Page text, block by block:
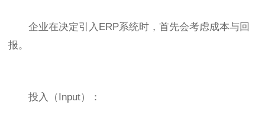
企业在决定引入ERP系统时，首先会考虑成本与回
报。
投入（Input）：